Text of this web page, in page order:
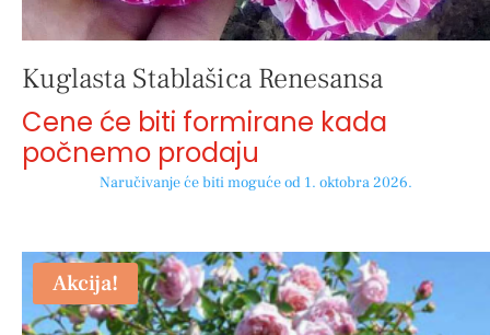
Kuglasta Stablašica Renesansa
Cene će biti formirane kada
počnemo prodaju
Naručivanje će biti moguće od 1. oktobra 2026.
Akcija!